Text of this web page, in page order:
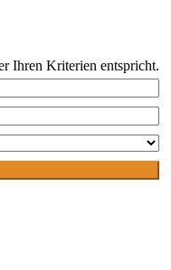
Ihren Kriterien entspricht.